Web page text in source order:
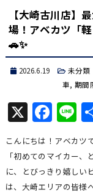
【大崎古川店】
場！アベカツ「
🚗✨
2026.6.19 未分類
車, 期間
X
こんにちは！アベカツ
「初めてのマイカー
に、とびっきり嬉しい
は、大崎エリアの皆